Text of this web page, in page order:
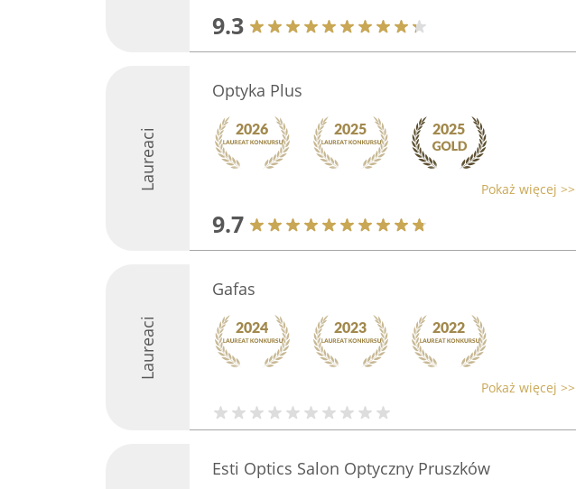
9.3
Laureaci
Optyka Plus
Pokaż więcej >>
9.7
Laureaci
Gafas
Pokaż więcej >>
Esti Optics Salon Optyczny Pruszków